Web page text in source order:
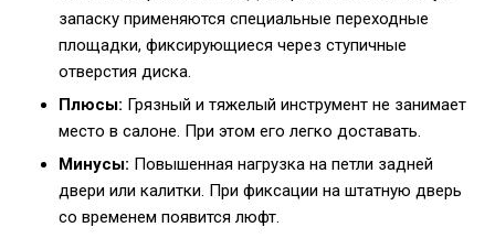
запаску применяются специальные переходные
площадки, фиксирующиеся через ступичные
отверстия диска.
Плюсы: Грязный и тяжелый инструмент не занимает
место в салоне. При этом его легко доставать.
Минусы: Повышенная нагрузка на петли задней
двери или калитки. При фиксации на штатную дверь
со временем появится люфт.